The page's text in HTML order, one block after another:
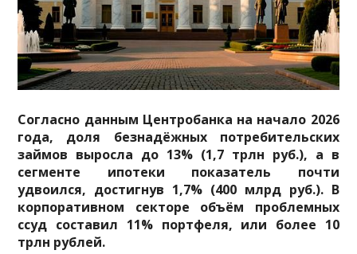
Согласно данным Центробанка на начало 2026
года, доля безнадёжных потребительских
займов выросла до 13% (1,7 трлн руб.), а в
сегменте ипотеки показатель почти
удвоился, достигнув 1,7% (400 млрд руб.). В
корпоративном секторе объём проблемных
ссуд составил 11% портфеля, или более 10
трлн рублей.